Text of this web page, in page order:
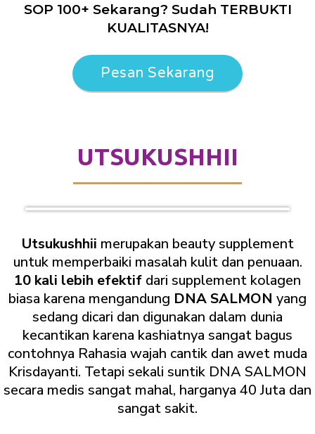
SOP 100+ Sekarang? Sudah TERBUKTI
KUALITASNYA!
Pesan Sekarang
UTSUKUSHHII
Utsukushhii merupakan beauty supplement
untuk memperbaiki masalah kulit dan penuaan.
10 kali lebih efektif dari supplement kolagen
biasa karena mengandung DNA SALMON yang
sedang dicari dan digunakan dalam dunia
kecantikan karena kashiatnya sangat bagus
contohnya Rahasia wajah cantik dan awet muda
Krisdayanti. Tetapi sekali suntik DNA SALMON
secara medis sangat mahal, harganya 40 Juta dan
sangat sakit.